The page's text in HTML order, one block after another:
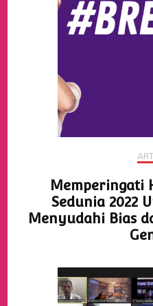
Memperingati
Sedunia 2022
Menyudahi Bias